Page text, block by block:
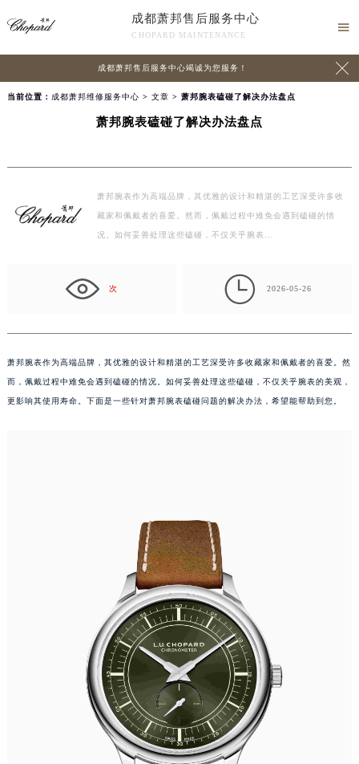
成都萧邦售后服务中心
CHOPARD MAINTENANCE

成都萧邦售后服务中心竭诚为您服务！ 
当前位置： 成都萧邦维修服务中心 > 文章 > 萧邦腕表磕碰了解决办法盘点
萧邦腕表磕碰了解决办法盘点
萧邦腕表作为高端品牌，其优雅的设计和精湛的工艺深受许多收
藏家和佩戴者的喜爱。然而，佩戴过程中难免会遇到磕碰的情
况。如何妥善处理这些磕碰，不仅关乎腕表…
次  2026-05-26
萧邦腕表作为高端品牌，其优雅的设计和精湛的工艺深受许多收藏家和佩戴者的喜爱。然
而，佩戴过程中难免会遇到磕碰的情况。如何妥善处理这些磕碰，不仅关乎腕表的美观，
更影响其使用寿命。下面是一些针对萧邦腕表磕碰问题的解决办法，希望能帮助到您。